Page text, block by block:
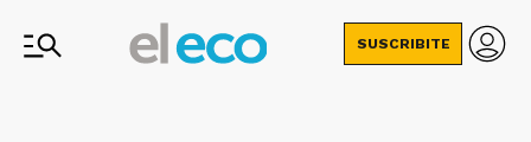
SUSCRIBITE